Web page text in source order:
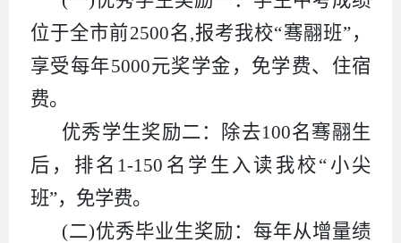
位于全市前2500名,报考我校“骞翮班”，
享受每年5000元奖学金，免学费、住宿
费。
优秀学生奖励二：除去100名骞翮生
后，排名1-150名学生入读我校“小尖
班”，免学费。
(二)优秀毕业生奖励：每年从增量绩